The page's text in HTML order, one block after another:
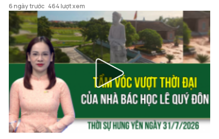
6 ngày trước 464 lượt xem